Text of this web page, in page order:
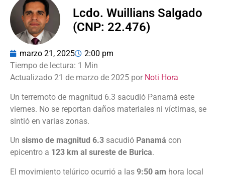
Lcdo. Wuillians Salgado
(CNP: 22.476)
marzo 21, 2025 2:00 pm
Actualizado 21 de marzo de 2025 por Noti Hora
Un terremoto de magnitud 6.3 sacudió Panamá este
viernes. No se reportan daños materiales ni víctimas, se
sintió en varias zonas.
Un sismo de magnitud 6.3 sacudió Panamá con
epicentro a 123 km al sureste de Burica.
El movimiento telúrico ocurrió a las 9:50 am hora local